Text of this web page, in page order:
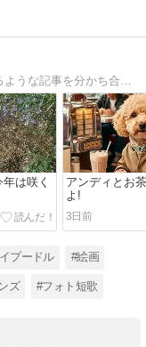
は咲く
アンディとお
よ!
3日前
プードル #絵画
ズ #フォト短歌